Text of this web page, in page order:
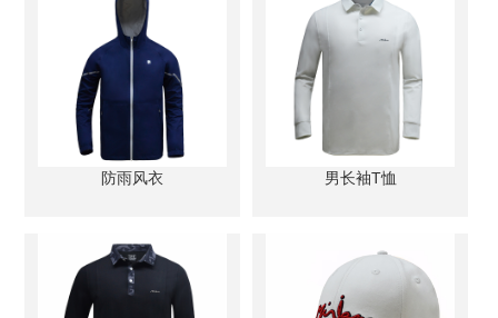
防雨风衣 男长袖T恤